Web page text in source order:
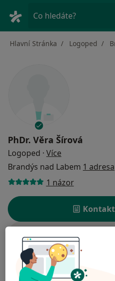
Co hledáte?
Hlavní Stránka Logoped
PhDr. Věra Šírová
Logoped · Více
Brandýs nad Labem 1 adresa
1 názor
Ceník Adresy